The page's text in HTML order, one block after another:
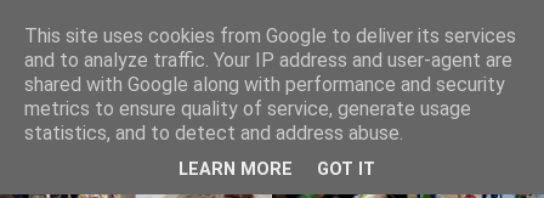
This site uses cookies from Google to deliver its services
and to analyze traffic. Your IP address and user-agent are
shared with Google along with performance and security
metrics to ensure quality of service, generate usage
statistics, and to detect and address abuse.
LEARN MORE GOT IT